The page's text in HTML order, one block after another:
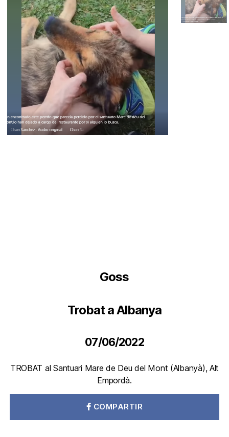
Goss
Trobat a Albanya
07/06/2022
TROBAT al Santuari Mare de Deu del Mont (Albanyà), Alt
Empordà.
COMPARTIR